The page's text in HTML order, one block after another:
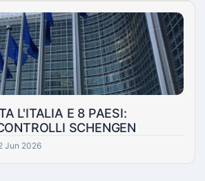
L'ITALIA E 8 PAESI:
SCHENGEN
Jun 2026